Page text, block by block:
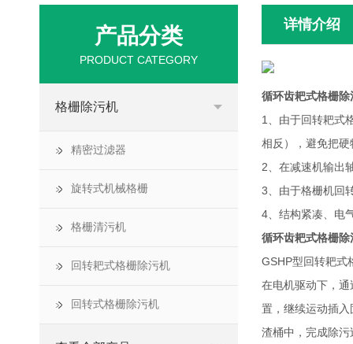
详情介绍
循环齿耙式格栅除
1、由于回转耙式
相反），避免把
2、在减速机输出
3、由于格栅机回
4、结构紧凑、电
循环齿耙式格栅除
GSHP型回转耙式
在电机驱动下，
置，继续运动插
渣桶中，完成除
产品分类
PRODUCT CATEGORY
格栅除污机
精密过滤器
旋转式机械格栅
格栅清污机
回转耙式格栅除污机
回转式格栅除污机